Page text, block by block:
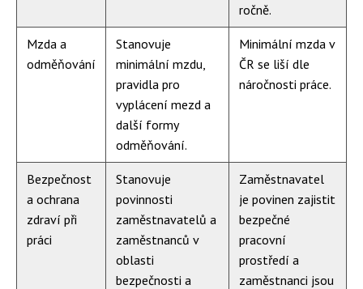
ročně.
Mzda a
odměňování
Stanovuje
minimální mzdu,
pravidla pro
vyplácení mezd a
další formy
odměňování.
Minimální mzda v
ČR se liší dle
náročnosti práce.
Bezpečnost
a ochrana
zdraví při
práci
Stanovuje
povinnosti
zaměstnavatelů a
zaměstnanců v
oblasti
bezpečnosti a
Zaměstnavatel
je povinen zajistit
bezpečné
pracovní
prostředí a
zaměstnanci jsou